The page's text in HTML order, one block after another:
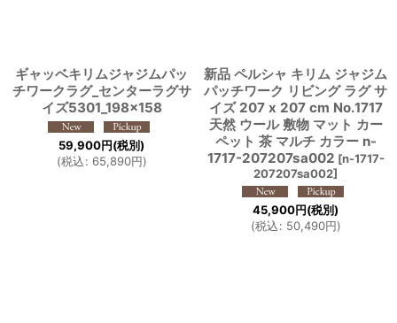
ギャッベキリムジャジムパッ
チワークラグ_センターラグサ
イズ5301_198×158
59,900円(税別)
(税込: 65,890円)
新品 ペルシャ キリム ジャジム
パッチワーク リビング ラグ サ
イズ 207 x 207 cm No.1717
天然 ウール 敷物 マット カー
ペット 茶 マルチ カラー n-
1717-207207sa002 [n-1717-
207207sa002]
45,900円(税別)
(税込: 50,490円)